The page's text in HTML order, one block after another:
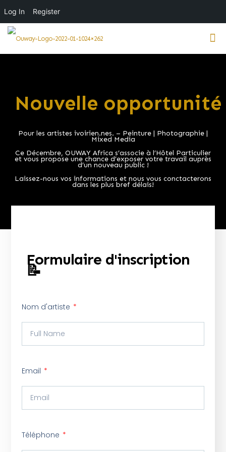
Nouvelle opportunité
Pour les artistes ivoirien.nes. – Peinture | Photographie |
Mixed Media
Ce Décembre, OUWAY Africa s’associe à l’Hôtel Particulier
et vous propose une chance d’exposer votre travail auprès
d’un nouveau public !
Laissez-nous vos informations et nous vous conctacterons
dans les plus bref délais!
Formulaire d'inscription
📝
Nom d'artiste
Email
Téléphone
Log In Register